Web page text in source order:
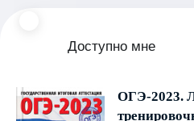
Доступно мне
ОГЭ-2023.